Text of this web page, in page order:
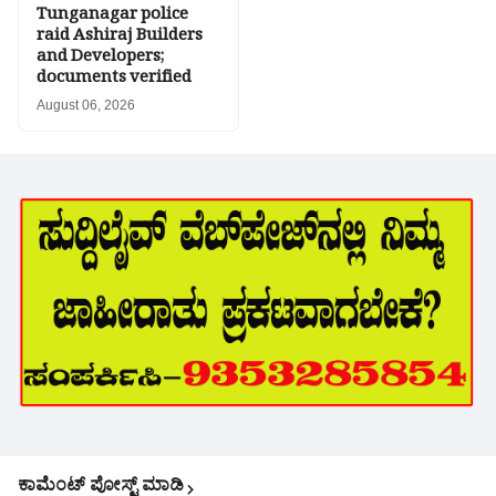
Tunganagar police
raid Ashiraj Builders
and Developers;
documents verified
August 06, 2026
ಕಾಮೆಂಟ್‌‌ ಪೋಸ್ಟ್‌ ಮಾಡಿ